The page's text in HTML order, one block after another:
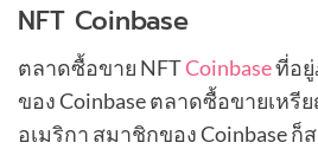
NFT Coinbase
ตลาดซื้อขาย NFTCoinbaseที่อยู่
ของ Coinbase ตลาดซื้อขายเห
อเมริกา สมาชิกของ Coinbase